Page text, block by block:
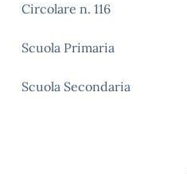
Circolare n. 116
Scuola Primaria
Scuola Secondaria